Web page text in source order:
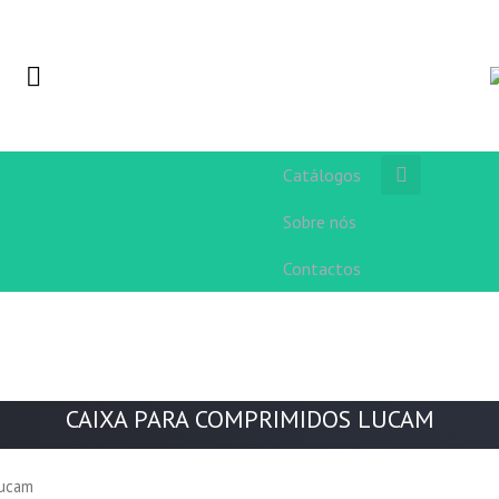
Catálogos
Sobre nós
Contactos
CAIXA PARA COMPRIMIDOS LUCAM